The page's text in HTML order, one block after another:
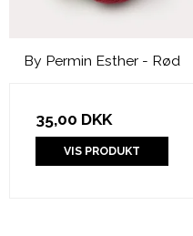
By Permin Esther - Rød
35,00 DKK
VIS PRODUKT